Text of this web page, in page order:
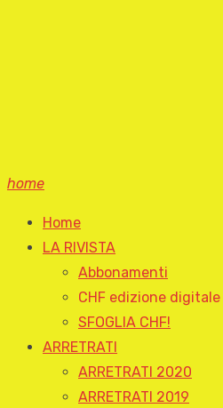
home
Home
LA RIVISTA
Abbonamenti
CHF edizione digitale
SFOGLIA CHF!
ARRETRATI
ARRETRATI 2020
ARRETRATI 2019